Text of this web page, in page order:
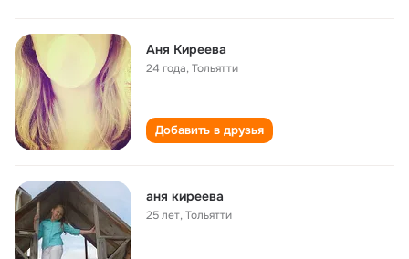
Аня Киреева
24 года,Тольятти
Добавить в друзья
аня киреева
25 лет,Тольятти